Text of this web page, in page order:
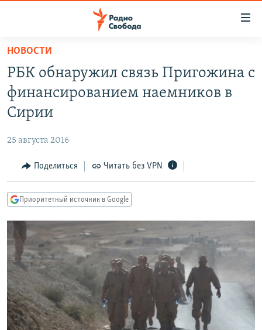
упрощенного
доступа
Вернуться
основному
Вернутся
Вернутся
поиску
ПРОГРАММЫ
ПОДКАСТЫ
АВТОРСКИЕ ПРОЕКТЫ
МНЕНИЯ
КУЛЬТУРА
КАВКАЗ.РЕАЛИИ
СЕВЕР.РЕАЛИИ
СИБИРЬ.РЕАЛИИ
РАСПИСАНИЕ ВЕЩАНИЯ
ПОДПИШИТЕСЬ НА РАССЫЛКУ
СОЦИАЛЬНЫЕ СЕТИ
НОВОСТИ
РБК обнаружил связь Пригожина с
финансированием наемников в
Сирии
25 августа 2016
Поделиться Читать без VPN
Приоритетный источник в Google